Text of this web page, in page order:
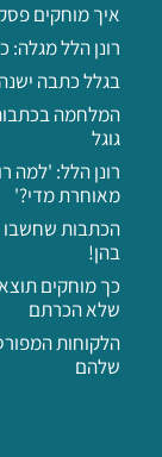
איך מוחקים
רונן הלל מגלה:
בגלל כתבה
המלחמה
גוגל
רונן הלל: 'למה
מאוחרת מדי?'
הכתבות שחשבו
בהן!
כך מוחקים
שלא הכרתם
הלקוחות
שלהם